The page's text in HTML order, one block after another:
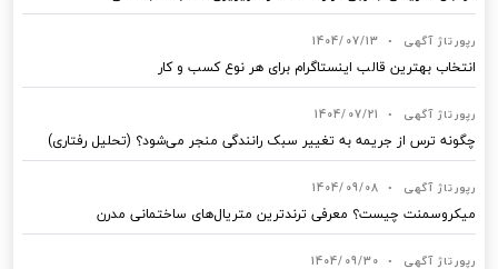
رپورتاژ آگهی •
1404/07/13
انتخاب بهترین قالب‌ اینستاگرام برای هر نوع کسب‌ و کار
رپورتاژ آگهی •
1404/07/21
چگونه ترس از جریمه به تغییر سبک رانندگی منجر می‌شود؟ (تحلیل رفتاری)
رپورتاژ آگهی •
1404/09/08
میکروسمنت چیست؟ معرفی ترندترین متریال‌های ساختمانی مدرن
رپورتاژ آگهی •
1404/09/30